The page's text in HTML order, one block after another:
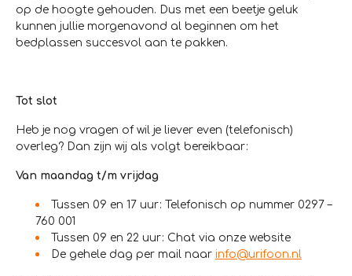
op de hoogte gehouden. Dus met een beetje geluk
kunnen jullie morgenavond al beginnen om het
bedplassen succesvol aan te pakken.
Tot slot
Heb je nog vragen of wil je liever even (telefonisch)
overleg? Dan zijn wij als volgt bereikbaar:
Van maandag t/m vrijdag
Tussen 09 en 17 uur: Telefonisch op nummer 0297 –
760 001
Tussen 09 en 22 uur: Chat via onze website
De gehele dag per mail naar info@urifoon.nl